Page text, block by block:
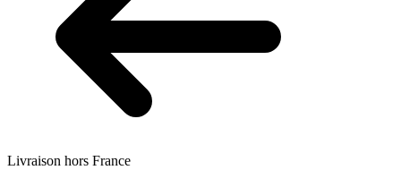
Livraison hors France